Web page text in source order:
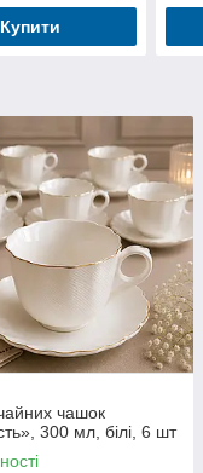
Купити
чашок
300 мл, білі, 6 шт